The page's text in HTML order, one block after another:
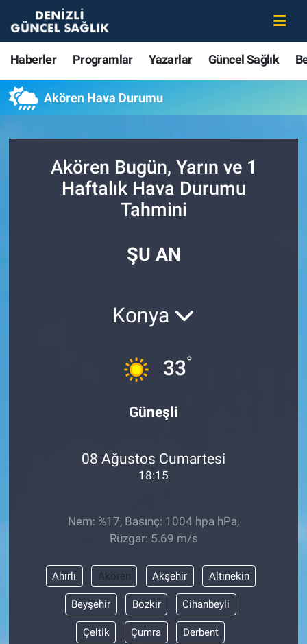
Haberler Programlar Yazarlar Güncel Sağlık
Akören Hava Durumu
Akören Bugün, Yarın ve 1
Haftalık Hava Durumu
Tahmini
ŞU AN
Konya
33°
Güneşli
08 Ağustos Cumartesi
18:15
Nem: %17, Basınç: 1004 hpa hPa,
Rüzgar: 5.69 m/s
Ahırlı Akören Akşehir Altınekin
Beyşehir Bozkır Cihanbeyli
Çeltik Çumra Derbent
Haberler
Güncel Sağlık
Beslenme
Merkezefendi Nöbetçi Eczaneler
Süper Lig Puan Durumu ve Fikstür
Tüm Manşetler